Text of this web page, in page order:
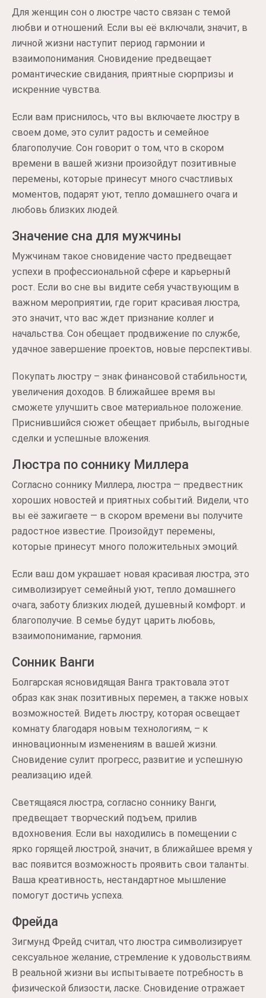
Для женщин сон о люстре часто связан с темой
любви и отношений. Если вы её включали, значит, в
личной жизни наступит период гармонии и
взаимопонимания. Сновидение предвещает
романтические свидания, приятные сюрпризы и
искренние чувства.
Если вам приснилось, что вы включаете люстру в
своем доме, это сулит радость и семейное
благополучие. Сон говорит о том, что в скором
времени в вашей жизни произойдут позитивные
перемены, которые принесут много счастливых
моментов, подарят уют, тепло домашнего очага и
любовь близких людей.
Значение сна для мужчины
Мужчинам такое сновидение часто предвещает
успехи в профессиональной сфере и карьерный
рост. Если во сне вы видите себя участвующим в
важном мероприятии, где горит красивая люстра,
это значит, что вас ждет признание коллег и
начальства. Сон обещает продвижение по службе,
удачное завершение проектов, новые перспективы.
Покупать люстру – знак финансовой стабильности,
увеличения доходов. В ближайшее время вы
сможете улучшить свое материальное положение.
Приснившийся сюжет обещает прибыль, выгодные
сделки и успешные вложения.
Люстра по соннику Миллера
Согласно соннику Миллера, люстра — предвестник
хороших новостей и приятных событий. Видели, что
вы её зажигаете — в скором времени вы получите
радостное известие. Произойдут перемены,
которые принесут много положительных эмоций.
Если ваш дом украшает новая красивая люстра, это
символизирует семейный уют, тепло домашнего
очага, заботу близких людей, душевный комфорт. и
благополучие. В семье будут царить любовь,
взаимопонимание, гармония.
Сонник Ванги
Болгарская ясновидящая Ванга трактовала этот
образ как знак позитивных перемен, а также новых
возможностей. Видеть люстру, которая освещает
комнату благодаря новым технологиям, – к
инновационным изменениям в вашей жизни.
Сновидение сулит прогресс, развитие и успешную
реализацию идей.
Светящаяся люстра, согласно соннику Ванги,
предвещает творческий подъем, прилив
вдохновения. Если вы находились в помещении с
ярко горящей люстрой, значит, в ближайшее время у
вас появится возможность проявить свои таланты.
Ваша креативность, нестандартное мышление
помогут достичь успеха.
Фрейда
Зигмунд Фрейд считал, что люстра символизирует
сексуальное желание, стремление к удовольствиям.
В реальной жизни вы испытываете потребность в
физической близости, ласке. Сновидение отражает